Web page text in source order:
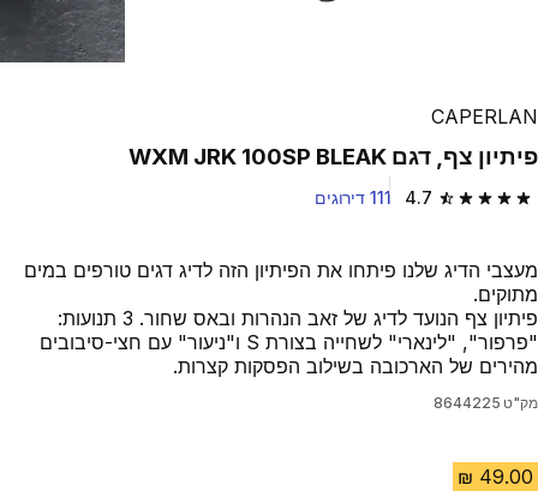
CAPERLAN
פיתיון צף, דגם WXM JRK 100SP BLEAK
4.7 4.7 out of 5 stars from 111 reviews 111 דירוגים
מעצבי הדיג שלנו פיתחו את הפיתיון הזה לדיג דגים טורפים במים
מתוקים.
פיתיון צף הנועד לדיג של זאב הנהרות ובאס שחור. 3 תנועות:
"פרפור", "לינארי" לשחייה בצורת S ו"ניעור" עם חצי-סיבובים
מהירים של הארכובה בשילוב הפסקות קצרות.
מק"ט 8644225